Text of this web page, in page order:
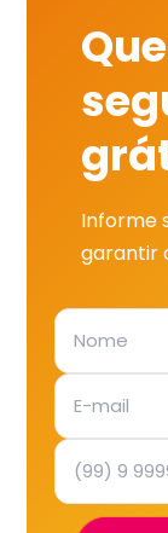
Informe
garantir